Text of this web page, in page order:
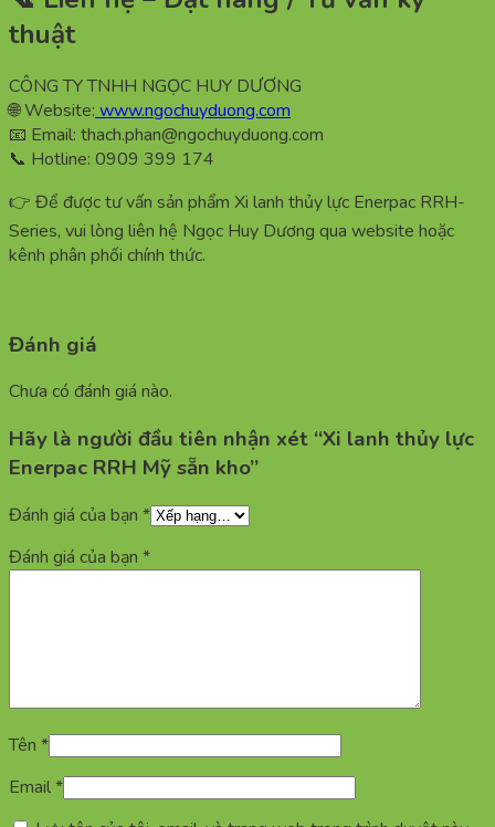
thuật
CÔNG TY TNHH NGỌC HUY DƯƠNG
🌐 Website: www.ngochuyduong.com
📧 Email: thach.phan@ngochuyduong.com
📞 Hotline: 0909 399 174
👉 Để được tư vấn sản phẩm Xi lanh thủy lực Enerpac RRH-
Series, vui lòng liên hệ Ngọc Huy Dương qua website hoặc
kênh phân phối chính thức.
Đánh giá
Chưa có đánh giá nào.
Hãy là người đầu tiên nhận xét “Xi lanh thủy lực
Enerpac RRH Mỹ sẵn kho”
Đánh giá của bạn *
Đánh giá của bạn *
Tên *
Email*